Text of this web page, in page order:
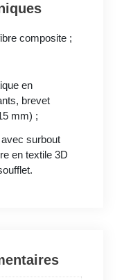
composite ;
en
brevet
mm) ;
surbout
en textile 3D